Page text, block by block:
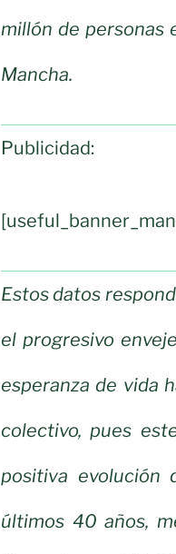
millón de personas
Mancha.
Publicidad:
Estos datos
el progresivo
esperanza de vida
colectivo, pues
positiva evolución
últimos 40 años,